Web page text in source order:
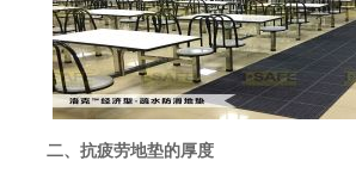
二、抗疲劳地垫的厚度